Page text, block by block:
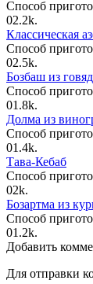
Способ
02.2k.
Классическая
Способ
02.5k.
Бозбаш из
Способ
01.8k.
Долма из
Способ
01.4k.
Тава-Кебаб
Способ
02k.
Бозартма из
Способ
01.2k.
Добавить
Для отправки